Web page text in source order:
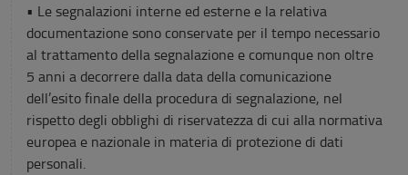
• Le segnalazioni interne ed esterne e la relativa
documentazione sono conservate per il tempo necessario
al trattamento della segnalazione e comunque non oltre
5 anni a decorrere dalla data della comunicazione
dell’esito finale della procedura di segnalazione, nel
rispetto degli obblighi di riservatezza di cui alla normativa
europea e nazionale in materia di protezione di dati
personali.